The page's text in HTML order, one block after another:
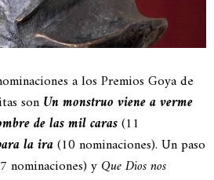
a los Premios Goya de
sonUn monstruo viene a verme
de las mil caras(11
la ira(10 nominaciones). Un paso
nominaciones) yQue Dios nos